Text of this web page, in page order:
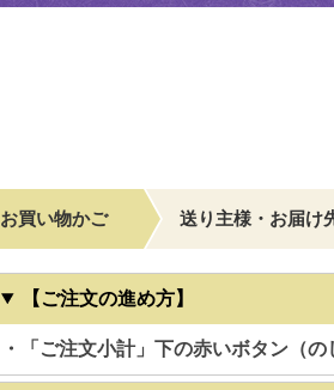
お買い物かご 送り主様・お届け
【ご注文の進め方】
・「ご注文小計」下の赤いボタン（